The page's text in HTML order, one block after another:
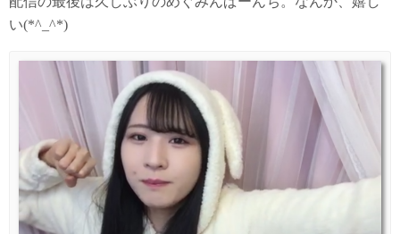
い(*^_^*)